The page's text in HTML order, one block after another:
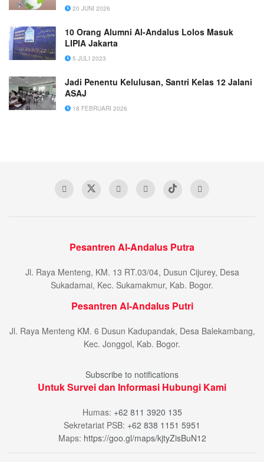
20 JUNI 2026
10 Orang Alumni Al-Andalus Lolos Masuk
LIPIA Jakarta
5 JULI 2023
Jadi Penentu Kelulusan, Santri Kelas 12 Jalani
ASAJ
18 FEBRUARI 2026
Pesantren Al-Andalus Putra
Jl. Raya Menteng, KM. 13 RT.03/04, Dusun Cijurey, Desa
Sukadamai, Kec. Sukamakmur, Kab. Bogor.
Pesantren Al-Andalus Putri
Jl. Raya Menteng KM. 6 Dusun Kadupandak, Desa Balekambang,
Kec. Jonggol, Kab. Bogor.
Subscribe to notifications
Untuk Survei dan Informasi Hubungi Kami
Humas: +62 811 3920 135
Sekretariat PSB: +62 838 1151 5951
Maps: https://goo.gl/maps/kjtyZisBuN12